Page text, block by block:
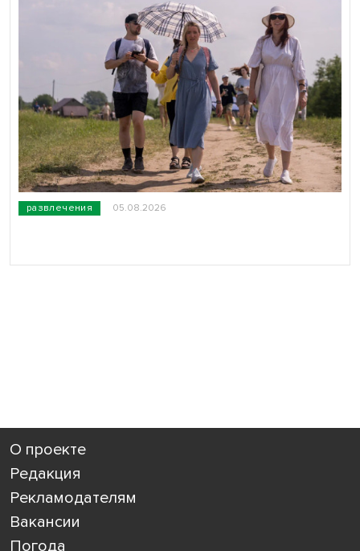
развлечения 05.08.2026
О проекте
Редакция
Рекламодателям
Вакансии
Погода